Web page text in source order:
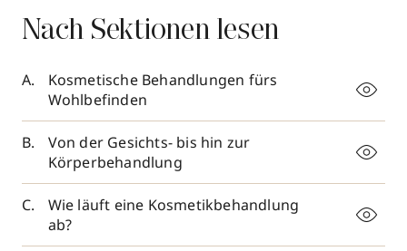
Nach Sektionen lesen
Kosmetische Behandlungen fürs
Wohlbefinden
Von der Gesichts- bis hin zur
Körperbehandlung
Wie läuft eine Kosmetikbehandlung
ab?